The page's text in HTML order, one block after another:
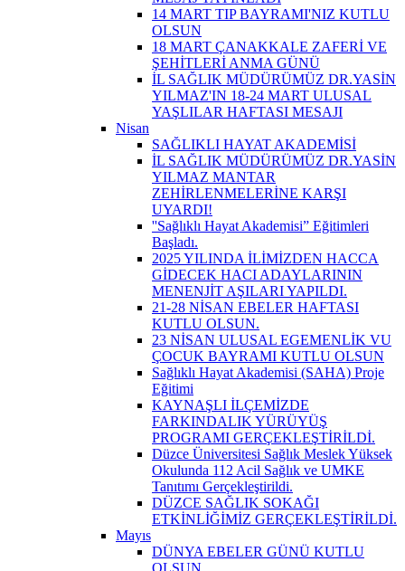
14 MART TIP BAYRAMI'NIZ KUTLU
OLSUN
18 MART ÇANAKKALE ZAFERİ VE
ŞEHİTLERİ ANMA GÜNÜ
İL SAĞLIK MÜDÜRÜMÜZ DR.YASİN
YILMAZ'IN 18-24 MART ULUSAL
YAŞLILAR HAFTASI MESAJI
Nisan
SAĞLIKLI HAYAT AKADEMİSİ
İL SAĞLIK MÜDÜRÜMÜZ DR.YASİN
YILMAZ MANTAR
ZEHİRLENMELERİNE KARŞI
UYARDI!
''Sağlıklı Hayat Akademisi” Eğitimleri
Başladı.
2025 YILINDA İLİMİZDEN HACCA
GİDECEK HACI ADAYLARININ
MENENJİT AŞILARI YAPILDI.
21-28 NİSAN EBELER HAFTASI
KUTLU OLSUN.
23 NİSAN ULUSAL EGEMENLİK VU
ÇOCUK BAYRAMI KUTLU OLSUN
Sağlıklı Hayat Akademisi (SAHA) Proje
Eğitimi
KAYNAŞLI İLÇEMİZDE
FARKINDALIK YÜRÜYÜŞ
PROGRAMI GERÇEKLEŞTİRİLDİ.
Düzce Üniversitesi Sağlık Meslek Yüksek
Okulunda 112 Acil Sağlık ve UMKE
Tanıtımı Gerçekleştirildi.
DÜZCE SAĞLIK SOKAĞI
ETKİNLİĞİMİZ GERÇEKLEŞTİRİLDİ.
Mayıs
DÜNYA EBELER GÜNÜ KUTLU
OLSUN